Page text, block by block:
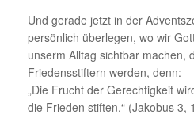
Und gerade jetzt in der
persönlich überlegen, wo wir
unserm Alltag sichtbar machen,
Friedensstiftern werden, denn:
„Die Frucht der Gerechtigkeit
die Frieden stiften.“ (Jakobus 3,